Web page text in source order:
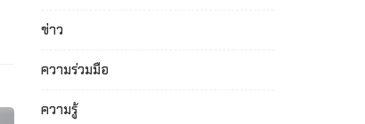
ข่าว
ความร่วมมือ
ความรู้